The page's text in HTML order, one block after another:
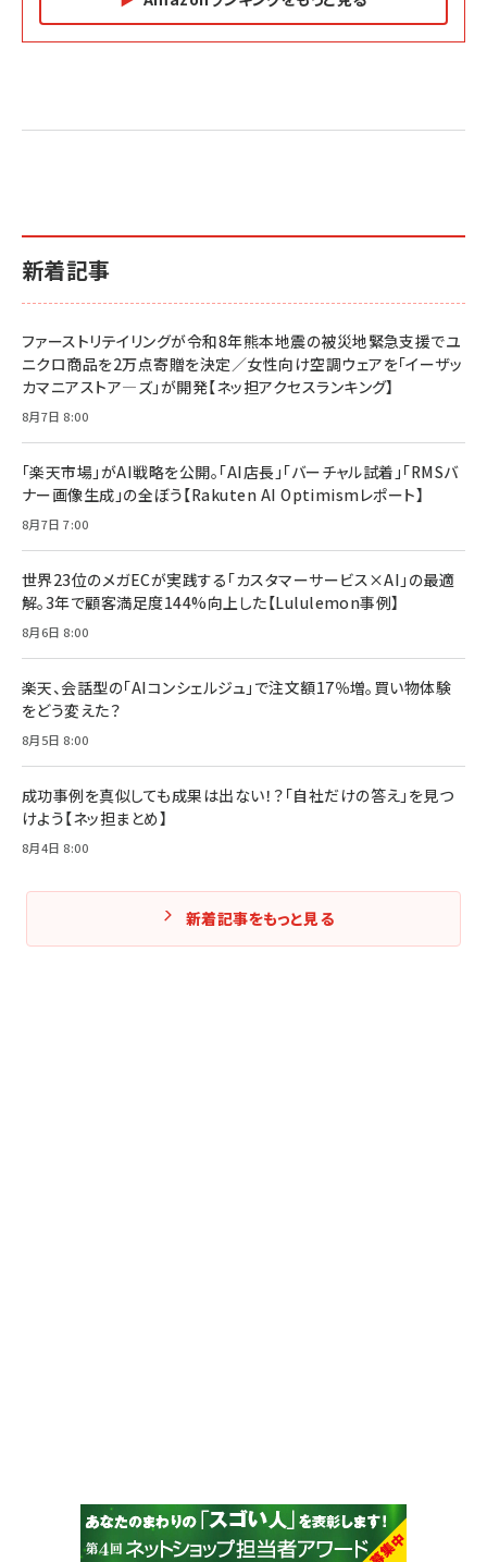
2億円を売り上げたプロが教える note×AI 最強の
小さな会社は戦略が9割
￥1,815
マーケティングの真実 P&G・グリコで学んだ失敗
￥2,200
anan(アンアン)2026/07/01号 No.2501[魅せる
anan(アンアン)2026/06/24号 No.2500増刊
anan(アンアン)2026/07/08号 No.2502[2026
年後半、あなたの恋と運命／山田涼介]
￥880
ママ投資家が育休中に１億貯めた株式投資
￥1,870
￥1,980
ベインキャピタル 企業価値向上力の秘密
ルな本質」
￥2,750
フィードバック経営 「沈黙の組織」から「高め合う
Amazonランキングをもっと見る
新着記事
ファーストリテイリングが令和8年熊本地震の被災地緊急支援でユ
ニクロ商品を2万点寄贈を決定／女性向け空調ウェアを「イーザッ
カマニアストア―ズ」が開発【ネッ担アクセスランキング】
8月7日 8:00
「楽天市場」がAI戦略を公開。「AI店長」「バーチャル試着」「RMSバ
ナー画像生成」の全ぼう【Rakuten AI Optimismレポート】
8月7日 7:00
世界23位のメガECが実践する「カスタマーサービス×AI」の最適
解。3年で顧客満足度144%向上した【Lululemon事例】
8月6日 8:00
楽天、会話型の「AIコンシェルジュ」で注文額17％増。買い物体験
をどう変えた？
8月5日 8:00
成功事例を真似しても成果は出ない！？「自社だけの答え」を見つ
けよう【ネッ担まとめ】
8月4日 8:00
新着記事をもっと見る